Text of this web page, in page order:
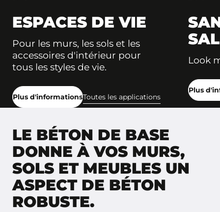
ESPACES DE VIE
Pour les murs, les sols et les
accessoires d'intérieur pour
tous les styles de vie.
Plus d'informationsToutes les applications
Look
Plus
LE BÉTON DE BASE
DONNE À VOS MURS,
SOLS ET MEUBLES UN
ASPECT DE BÉTON
ROBUSTE.